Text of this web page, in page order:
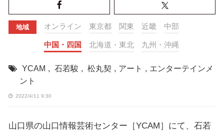
地域 オンライン 東京都 関東 近畿 中部
中国・四国 北海道・東北 九州・沖縄
YCAM , 石若駿 , 松丸契 , アート , エンターテインメ
ント
2022/4/11 9:30
山口県の山口情報芸術センター［YCAM］にて、石若